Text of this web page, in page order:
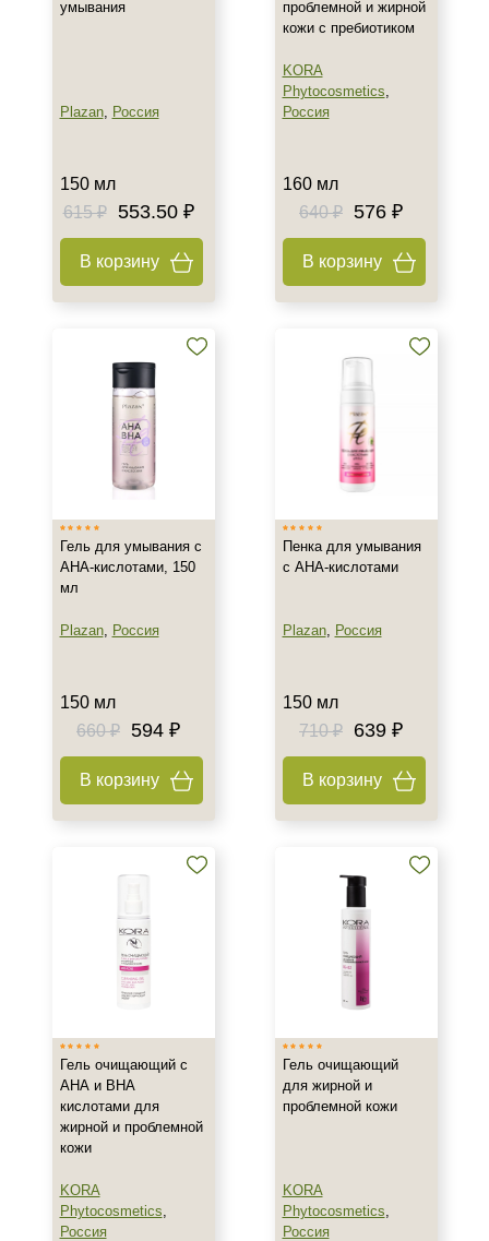
BIOTIME
Страна
Испания
Россия
Показать еще
Тип товара
Джесснера
Молочный
Показать еще
Класс косметики
Корейская
Профессиональная
Тип кожи
Любой возраст
Показать еще
Действие
Матирование
Обезжиривание
умывания
Plazan, Россия
150 мл
615 ₽
553.50 ₽
В корзину
проблемной и жирной
кожи с пребиотиком
KORA
Phytocosmetics,
Россия
160 мл
640 ₽ 576 ₽
В корзину
Гель для умывания с
АНА-кислотами, 150
мл
Plazan, Россия
150 мл
660 ₽ 594 ₽
В корзину
Пенка для умывания
с AHA-кислотами
Plazan, Россия
150 мл
710 ₽
639 ₽
В корзину
Гель очищающий с
АНА и ВНА
кислотами для
жирной и проблемной
кожи
KORA
Phytocosmetics,
Россия
Гель очищающий
для жирной и
проблемной кожи
KORA
Phytocosmetics,
Россия